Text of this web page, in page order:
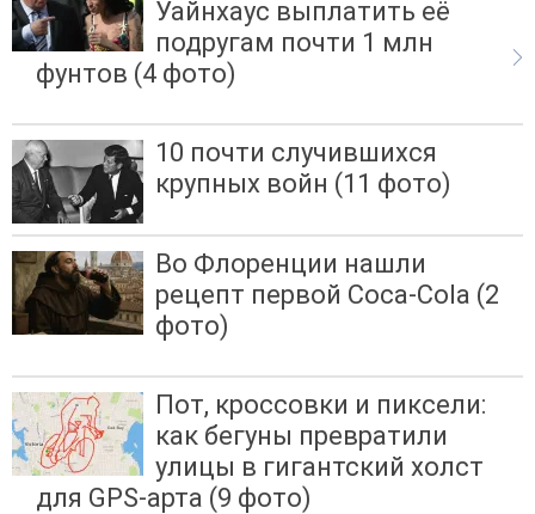
Уайнхаус выплатить её
подругам почти 1 млн
фунтов (4 фото)
10 почти случившихся
крупных войн (11 фото)
Во Флоренции нашли
рецепт первой Coca-Cola (2
фото)
Пот, кроссовки и пиксели:
как бегуны превратили
улицы в гигантский холст
для GPS-арта (9 фото)